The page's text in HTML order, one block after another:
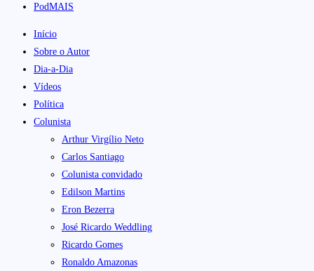
PodMAIS
Início
Sobre o Autor
Dia-a-Dia
Vídeos
Política
Colunista
Arthur Virgílio Neto
Carlos Santiago
Colunista convidado
Edilson Martins
Eron Bezerra
José Ricardo Weddling
Ricardo Gomes
Ronaldo Amazonas